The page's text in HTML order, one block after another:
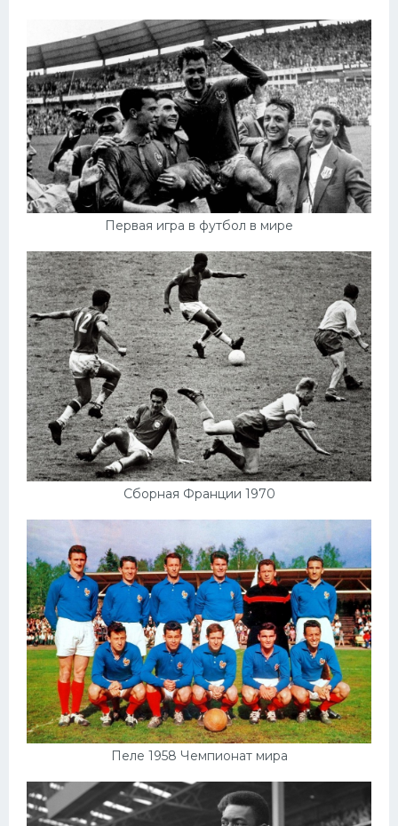
Первая игра в футбол в мире
Сборная Франции 1970
Пеле 1958 Чемпионат мира